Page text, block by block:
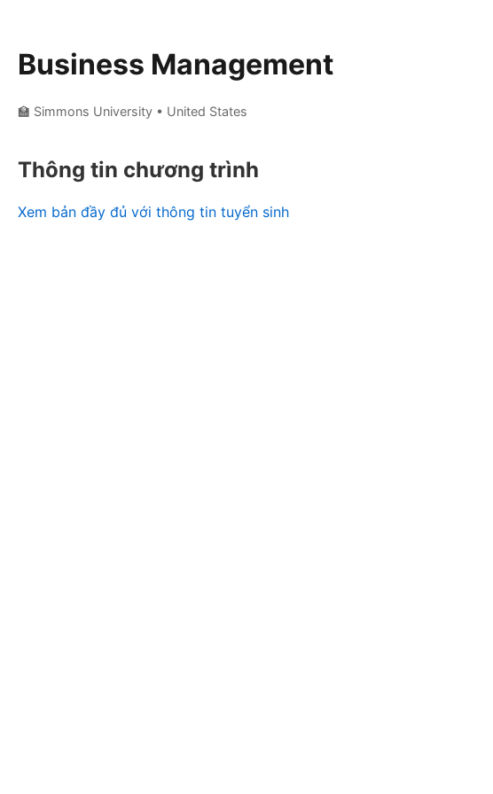
Business Management
🏫 Simmons University • United States
Thông tin chương trình
Xem bản đầy đủ với thông tin tuyển sinh